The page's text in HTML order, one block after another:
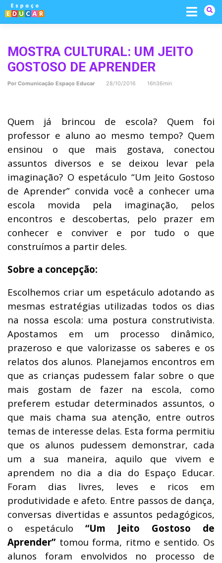
Skip
content
MOSTRA CULTURAL: UM JEITO
GOSTOSO DE APRENDER
Por Comunicação Espaço Educar 28/10/2016 16h36min
Quem já brincou de escola? Quem foi
professor e aluno ao mesmo tempo? Quem
ensinou o que mais gostava, conectou
assuntos diversos e se deixou levar pela
imaginação? O espetáculo “Um Jeito Gostoso
de Aprender” convida você a conhecer uma
escola movida pela imaginação, pelos
encontros e descobertas, pelo prazer em
conhecer e conviver e por tudo o que
construímos a partir deles.
Sobre a concepção:
Escolhemos criar um espetáculo adotando as
mesmas estratégias utilizadas todos os dias
na nossa escola: uma postura construtivista.
Apostamos em um processo dinâmico,
prazeroso e que valorizasse os saberes e os
relatos dos alunos. Planejamos encontros em
que as crianças pudessem falar sobre o que
mais gostam de fazer na escola, como
preferem estudar determinados assuntos, o
que mais chama sua atenção, entre outros
temas de interesse delas. Esta forma permitiu
que os alunos pudessem demonstrar, cada
um a sua maneira, aquilo que vivem e
aprendem no dia a dia do Espaço Educar.
Foram dias livres, leves e ricos em
produtividade e afeto. Entre passos de dança,
conversas divertidas e assuntos pedagógicos,
o espetáculo “Um Jeito Gostoso de
Aprender” tomou forma, ritmo e sentido. Os
alunos foram envolvidos no processo de